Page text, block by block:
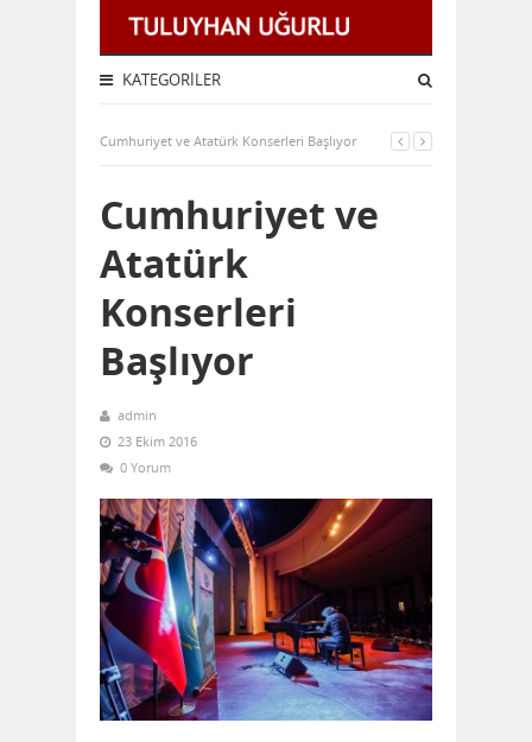
KATEGORILER
Cumhuriyet ve Atatürk Konserleri Başlıyor
Cumhuriyet ve
Atatürk
Konserleri
Başlıyor
admin
23 Ekim 2016
0 Yorum